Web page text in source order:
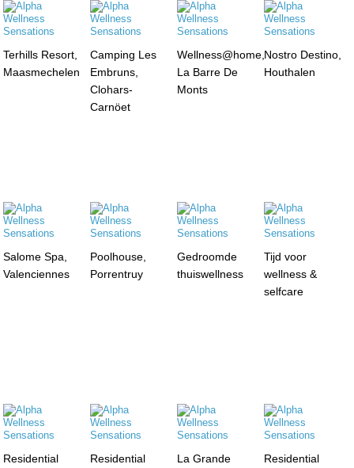
Terhills Resort,
Maasmechelen
Camping Les
Embruns,
Clohars-
Carnöet
Wellness@home,
La Barre De
Monts
Nostro Destino,
Houthalen
Salome Spa,
Valenciennes
Poolhouse,
Porrentruy
Gedroomde
thuiswellness
Tijd voor
wellness &
selfcare
Residential
Residential
La Grande
Residential